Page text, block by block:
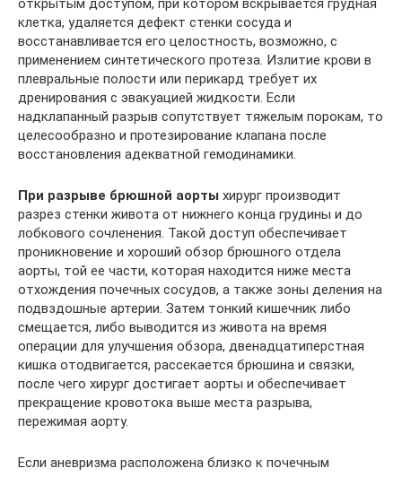
открытым доступом, при котором вскрывается грудная
клетка, удаляется дефект стенки сосуда и
восстанавливается его целостность, возможно, с
применением синтетического протеза. Излитие крови в
плевральные полости или перикард требует их
дренирования с эвакуацией жидкости. Если
надклапанный разрыв сопутствует тяжелым порокам, то
целесообразно и протезирование клапана после
восстановления адекватной гемодинамики.
При разрыве брюшной аорты хирург производит
разрез стенки живота от нижнего конца грудины и до
лобкового сочленения. Такой доступ обеспечивает
проникновение и хороший обзор брюшного отдела
аорты, той ее части, которая находится ниже места
отхождения почечных сосудов, а также зоны деления на
подвздошные артерии. Затем тонкий кишечник либо
смещается, либо выводится из живота на время
операции для улучшения обзора, двенадцатиперстная
кишка отодвигается, рассекается брюшина и связки,
после чего хирург достигает аорты и обеспечивает
прекращение кровотока выше места разрыва,
пережимая аорту.
Если аневризма расположена близко к почечным